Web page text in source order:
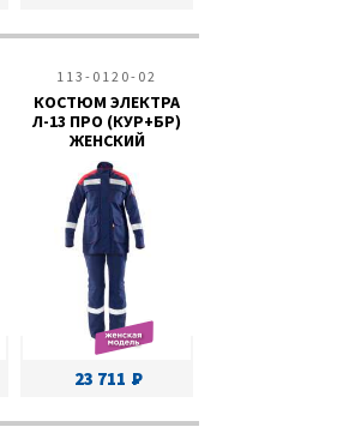
113-0120-02
КОСТЮМ ЭЛЕКТРА
Л-13 ПРО (КУР+БР)
ЖЕНСКИЙ
23 711